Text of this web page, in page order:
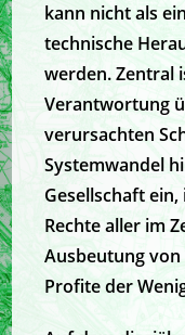
kann nicht als
technische
werden. Zentral
Verantwortung
verursachten
Systemwandel
Gesellschaft
Rechte aller im
Ausbeutung
Profite der